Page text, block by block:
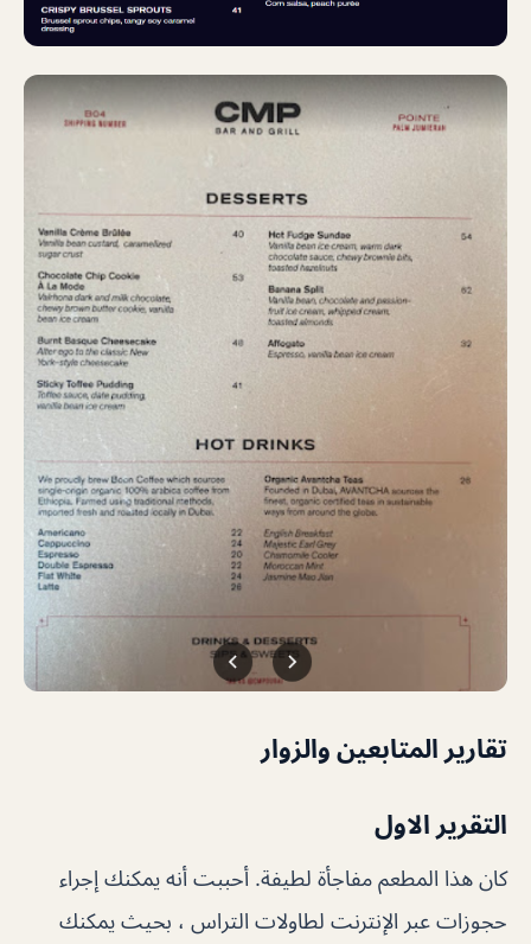
تقارير المتابعين والزوار
التقرير الاول
كان هذا المطعم مفاجأة لطيفة. أحببت أنه يمكنك إجراء
حجوزات عبر الإنترنت لطاولات التراس ، بحيث يمكنك